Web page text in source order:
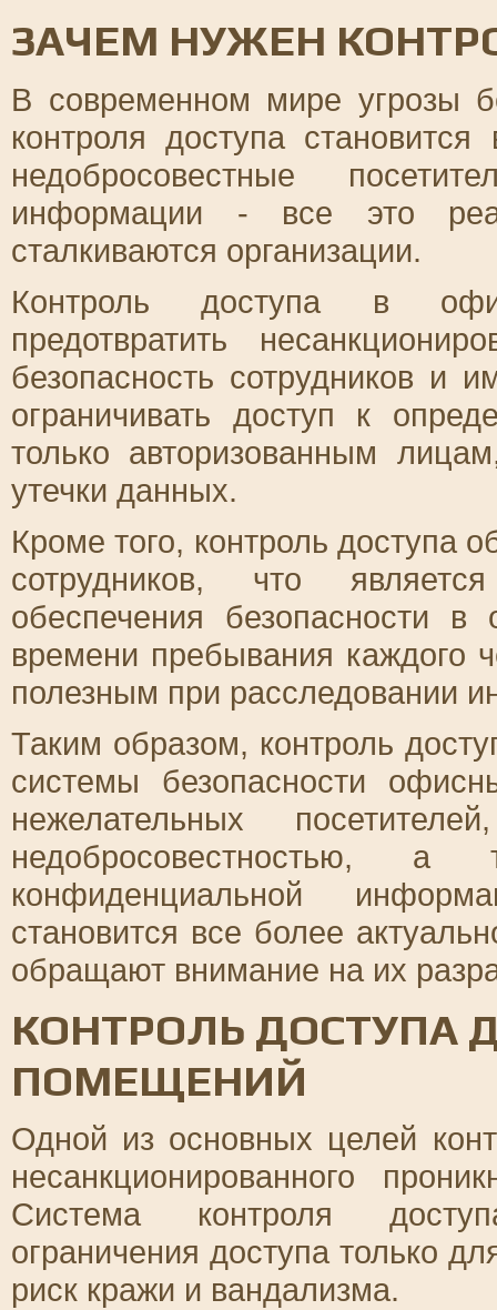
ЗАЧЕМ НУЖЕН
В современном мире угрозы
контроля доступа
недобросовестные
информации - все это
сталкиваются организации.
Контроль доступа в
предотвратить
безопасность сотрудников и
ограничивать доступ к
только авторизованным
утечки данных.
Кроме того, контроль доступа
сотрудников, что
обеспечения безопасности
времени пребывания каждого
полезным при расследовании
Таким образом, контроль
системы безопасности
нежелательных
недобросовестностью, а
конфиденциальной
становится все более
обращают внимание на их
КОНТРОЛЬ ДОСТУПА
ПОМЕЩЕНИЙ
Одной из основных целей
несанкционированного
Система контроля
ограничения доступа только
риск кражи и вандализма.